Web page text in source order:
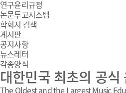
연구윤리규정
논문투고시스템
학회지 검색
게시판
공지사항
뉴스레터
각종양식
대한민국 최초의 공식
The Oldest and the Largest Music